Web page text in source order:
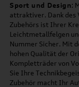
Sport und Design:
attraktiver. Dank des
Zubehörs ist Ihrer
Leichtmetallfelgen
Nummer Sicher. Mit
hohen Qualität der
Kompletträder von
Sie Ihre
Zubehör macht Ihr